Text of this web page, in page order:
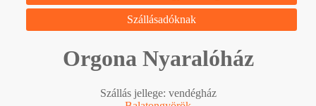
Szállásadóknak
Orgona Nyaralóház
Szállás jellege: vendégház